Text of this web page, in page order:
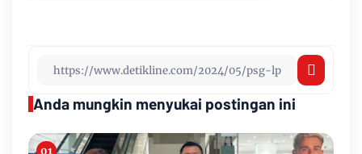
Anda mungkin menyukai postingan ini